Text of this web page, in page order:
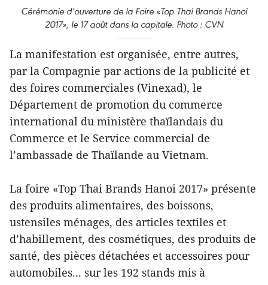
Cérémonie d’ouverture de la Foire «Top Thai Brands Hanoi
2017», le 17 août dans la capitale. Photo : CVN
La manifestation est organisée, entre autres,
par la Compagnie par actions de la publicité et
des foires commerciales (Vinexad), le
Département de promotion du commerce
international du ministère thaïlandais du
Commerce et le Service commercial de
l’ambassade de Thaïlande au Vietnam.
La foire «Top Thai Brands Hanoi 2017» présente
des produits alimentaires, des boissons,
ustensiles ménages, des articles textiles et
d’habillement, des cosmétiques, des produits de
santé, des pièces détachées et accessoires pour
automobiles... sur les 192 stands mis à